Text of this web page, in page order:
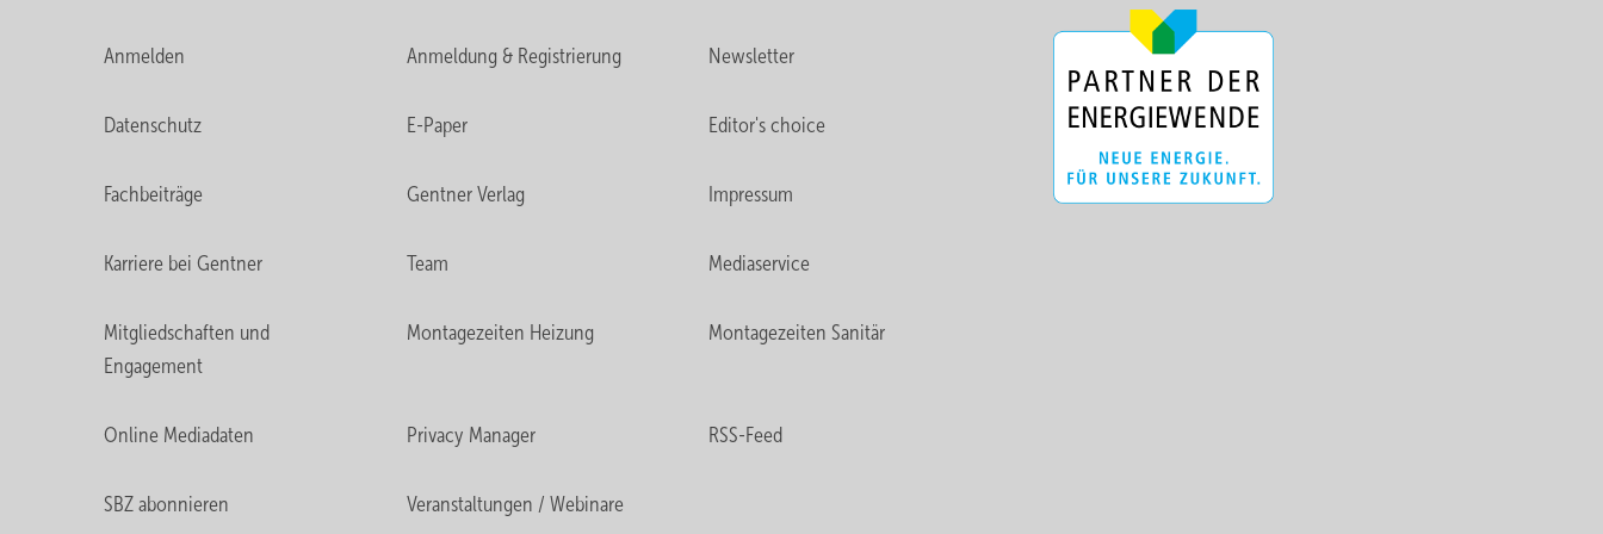
Anmelden Anmeldung & Registrierung Newsletter
Datenschutz E-Paper Editor's choice
Fachbeiträge Gentner Verlag Impressum
Karriere bei Gentner Team Mediaservice
Mitgliedschaften und
Engagement
Montagezeiten Heizung Montagezeiten Sanitär
Online Mediadaten Privacy Manager RSS-Feed
SBZ abonnieren Veranstaltungen / Webinare